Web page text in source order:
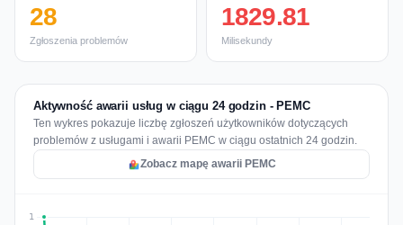
28
Zgłoszenia problemów
1829.81
Milisekundy
Aktywność awarii usług w ciągu 24 godzin - PEMC
Ten wykres pokazuje liczbę zgłoszeń użytkowników dotyczących
problemów z usługami i awarii PEMC w ciągu ostatnich 24 godzin.
Zobacz mapę awarii PEMC